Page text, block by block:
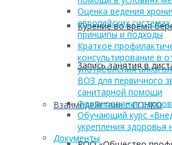
Курение во время
Запись занятия в
Взаимодействие с СОНКО
Оценка ведения
европейских
принципы и подходы
Краткое
консультирование в
употребления
ВОЗ для первичного
санитарной помощи
Формирование
Обучающий курс
укрепления здоровья
Документы